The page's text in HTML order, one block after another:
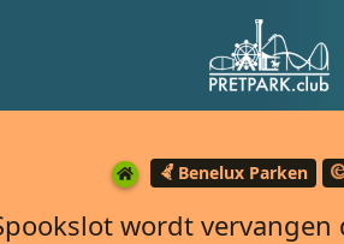
Benelux Parken
wordt vervangen